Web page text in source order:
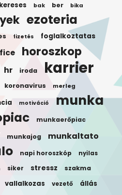
bak ber bika
ezoteria
fizetés foglalkoztatas
horoszkop
hr iroda karrier
koronavirus merleg
motiváció munka
munkaerőpiac
munkajog munkaltato
napi horoszkóp nyilas
siker stressz szakma
vallalkozas vezető
állás